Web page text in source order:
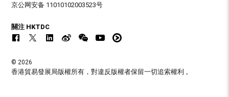
京公网安备 11010102003523号
關注 HKTDC
© 2026
香港貿易發展局版權所有，對違反版權者保留一切追索權利 。